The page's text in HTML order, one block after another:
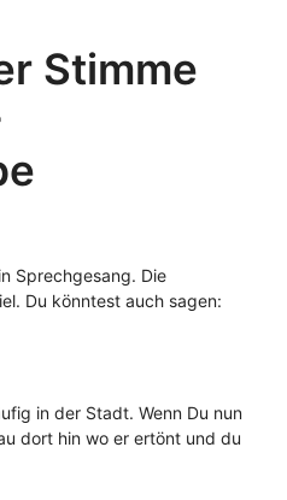
Stimme
Sprechgesang. Die
Du könntest auch sagen:
in der Stadt. Wenn Du nun
dort hin wo er ertönt und du